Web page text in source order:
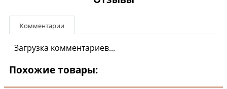
Комментарии
Загрузка комментариев...
Похожие товары: